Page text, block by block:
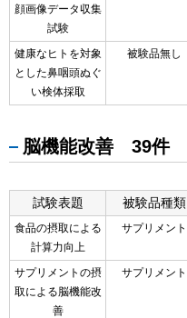
顔画像データ収集
試験
健康なヒトを対象
とした鼻咽頭ぬぐ
い検体採取
被験品無し
脳機能改善 39件
試験表題 被験品種類
食品の摂取による
計算力向上
サプリメント
サプリメントの摂
取による脳機能改
善
サプリメント